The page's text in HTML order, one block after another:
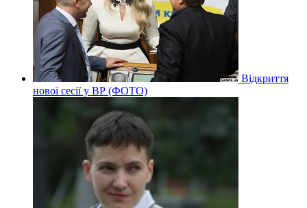
Відкриття
нової сесії у ВР (ФОТО)